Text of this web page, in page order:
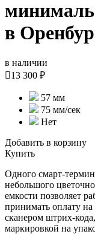
в
в наличии
13 300 ₽
57 мм
75 мм/cек
Нет
Добавить в корзину
Купить
Одного смарт-
небольшого
емкости позволяет
принимать оплату
сканером штрих-
маркировкой на